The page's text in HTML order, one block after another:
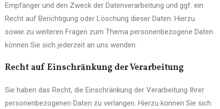
Empfänger und den Zweck der Datenverarbeitung und ggf. ein
Recht auf Berichtigung oder Löschung dieser Daten. Hierzu
sowie zu weiteren Fragen zum Thema personenbezogene Daten
können Sie sich jederzeit an uns wenden.
Recht auf Einschränkung der Verarbeitung
Sie haben das Recht, die Einschränkung der Verarbeitung Ihrer
personenbezogenen Daten zu verlangen. Hierzu können Sie sich